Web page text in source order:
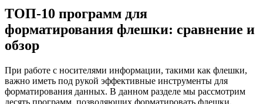
ТОП-10 программ для
форматирования флешки: сравнение и
обзор
При работе с носителями информации, такими как флешки,
важно иметь под рукой эффективные инструменты для
форматирования данных. В данном разделе мы рассмотрим
десять программ, позволяющих форматировать флешки,